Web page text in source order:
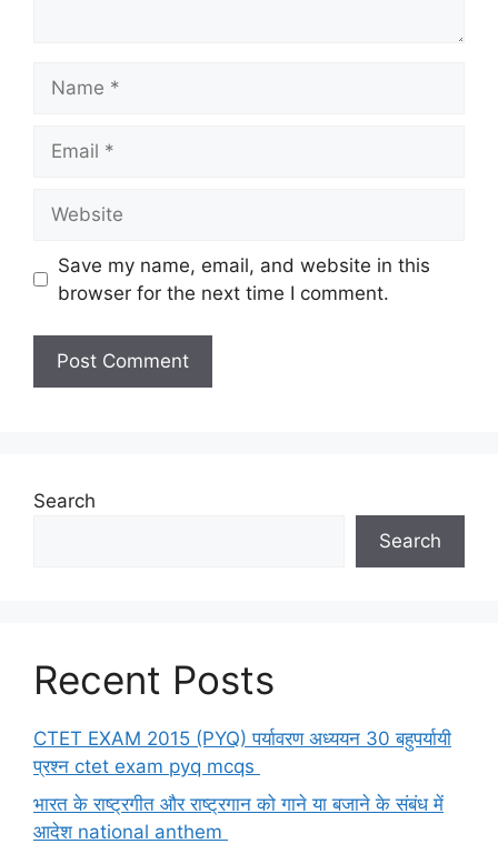
Save my name, email, and website in this
browser for the next time I comment.
Search
Search
Recent Posts
CTET EXAM 2015 (PYQ) पर्यावरण अध्ययन 30 बहुपर्यायी
प्रश्न ctet exam pyq mcqs
भारत के राष्ट्रगीत और राष्ट्रगान को गाने या बजाने के संबंध में
आदेश national anthem